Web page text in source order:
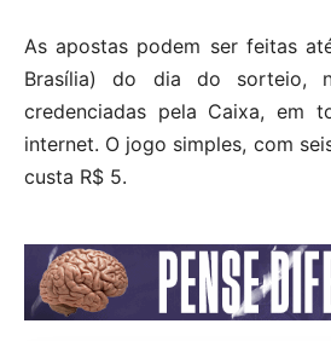
As apostas podem ser feitas
Brasília) do dia do sorteio,
credenciadas pela Caixa, em
internet. O jogo simples, com
custa R$ 5.